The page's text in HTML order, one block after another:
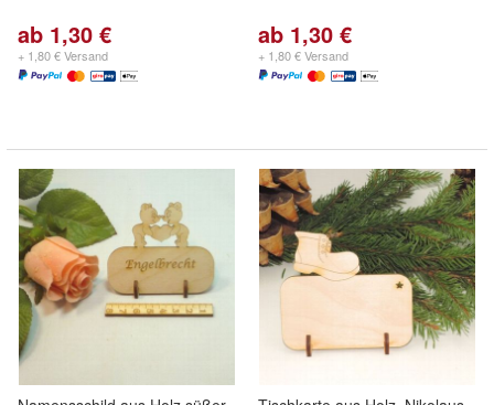
ab 1,30 €
+ 1,80 € Versand
ab 1,30 €
+ 1,80 € Versand